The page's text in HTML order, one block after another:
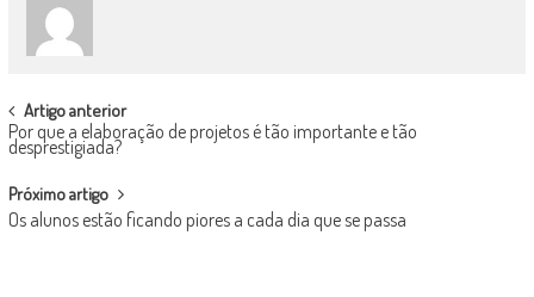
POST
NAVIGATION
Artigo anterior
Por que a elaboração de projetos é tão importante e tão
desprestigiada?
Próximo artigo
Os alunos estão ficando piores a cada dia que se passa